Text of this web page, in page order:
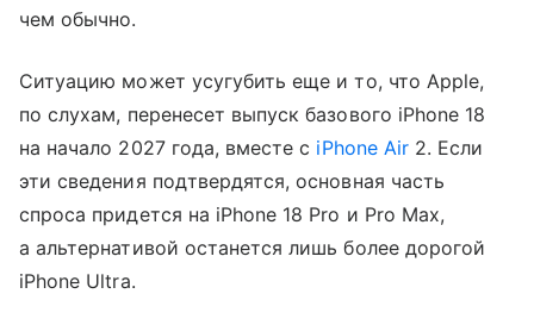
чем обычно.
Ситуацию может усугубить еще и то, что Apple,
по слухам, перенесет выпуск базового iPhone 18
на начало 2027 года, вместе с iPhone Air2. Если
эти сведения подтвердятся, основная часть
спроса придется на iPhone 18 Pro и Pro Max,
а альтернативой останется лишь более дорогой
iPhone Ultra.